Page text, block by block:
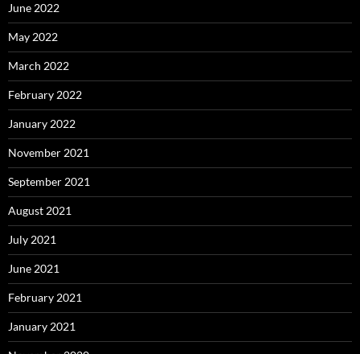
June 2022
May 2022
March 2022
February 2022
January 2022
November 2021
September 2021
August 2021
July 2021
June 2021
February 2021
January 2021